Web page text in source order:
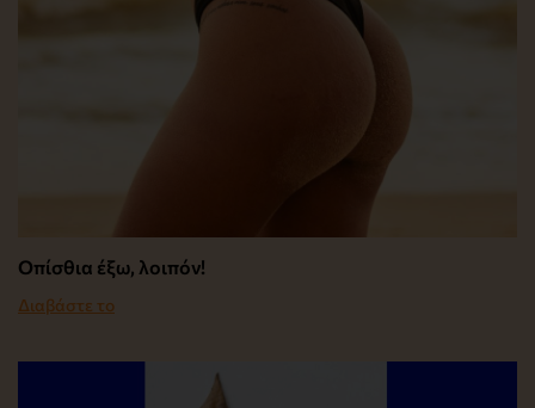
Οπίσθια έξω, λοιπόν!
Διαβάστε το